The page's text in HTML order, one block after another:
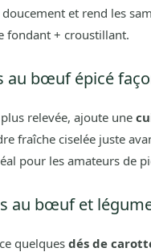
et rend les
fondant + croustillant.
au bœuf épicé
relevée, ajoute une
fraîche ciselée juste
pour les amateurs de
au bœuf et
quelques dés de